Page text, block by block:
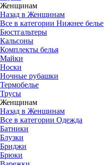
Женщинам
Назад в Женщинам
Все в категории Нижнее белье
Бюстгальтеры
Кальсоны
Комплекты белья
Майки
Носки
Ночные рубашки
Термобелье
Трусы
Женщинам
Назад в Женщинам
Все в категории Одежда
Батники
Блузки
Бриджи
Брюки